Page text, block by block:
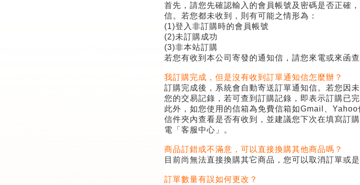
首先，請您先確認輸入的會員帳號及密碼是否正確
信。若您都未收到，則有可能之情形為：
(1)登入非訂購時的會員帳號
(2)未訂購成功
(3)非本站訂購
若您有收到本公司寄發的通知信，請您來電或來函
我訂購完成，但是沒有收到訂單通知信怎麼辦？
訂購完成後，系統會自動寄送訂單通知信。若您因
您的交易記錄，若可查到訂購記錄，即表示訂購已完
此外，如您使用的信箱為免費信箱如Gmail Yahoo
信件夾內查看是否有收到，並建議您下次在填寫訂
電「客服中心」。
商品訂錯或不滿意，可以直接換購其他商品嗎？
目前尚無法直接換購其它商品，您可以取消訂單或
訂單數量有誤如何更改？